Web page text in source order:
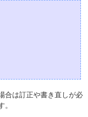
合は訂正や書き直しが必
。